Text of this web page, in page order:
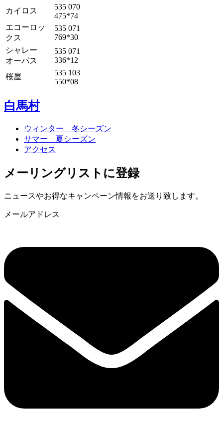
カイロス
535 070
475*74
エコーロッ
クス
535 071
769*30
シャレー
オーパス
535 071
336*12
桜屋
535 103
550*08
白馬村
ウィンター 冬シーズン
サマー 夏シーズン
アクセス
メーリングリストに登録
ニュースやお得なキャンペーン情報をお送り致します。
メールアドレス